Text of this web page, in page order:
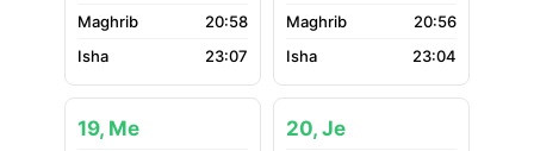
20:58
23:07
20:56
23:04
19, Me 20, Je